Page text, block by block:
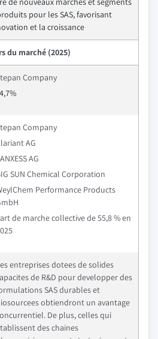
pour les SAS, favorisant
et la croissance
du marché (2025)
Company
Company
AG
AG
SUN Chemical Corporation
Performance Products
de marche collective de 55,8 % en
entreprises dotees de solides
de R&D pour developper des
SAS durables et
obtiendront un avantage
De plus, celles qui
des chaines